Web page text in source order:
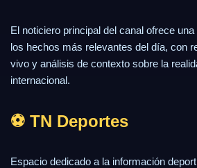
El noticiero principal del canal ofrece
los hechos más relevantes del día, con
vivo y análisis de contexto sobre la
internacional.
⚽ TN Deportes
Espacio dedicado a la información